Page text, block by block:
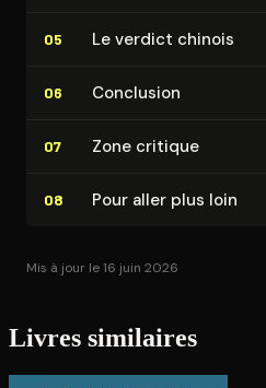
05 Le verdict chinois
06 Conclusion
07 Zone critique
08 Pour aller plus loin
Mis à jour le 16 juin 2026
Livres similaires